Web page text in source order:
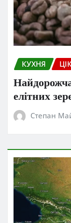
КУХНЯ
елітних
Степан